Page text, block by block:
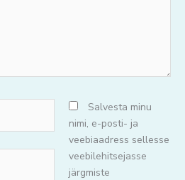
Salvesta minu
nimi, e-posti- ja
veebiaadress sellesse
veebilehitsejasse
järgmiste